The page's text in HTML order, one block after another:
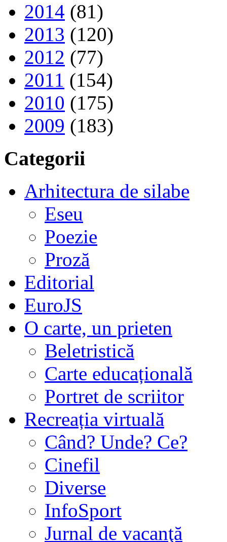
2014 (81)
2013 (120)
2012 (77)
2011 (154)
2010 (175)
2009 (183)
Categorii
Arhitectura de silabe
Eseu
Poezie
Proză
Editorial
EuroJS
O carte, un prieten
Beletristică
Carte educațională
Portret de scriitor
Recreația virtuală
Când? Unde? Ce?
Cinefil
Diverse
InfoSport
Jurnal de vacanţă